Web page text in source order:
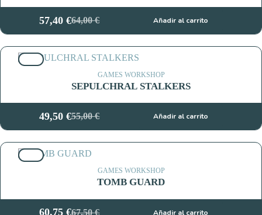
64,00€
El
precio
original
era:
64,00 €.
57,40€El
precio
actual
es:
57,40 €.
Añadir al carrito
GAMES WORKSHOP
SEPULCHRAL STALKERS
55,00€
El
precio
original
era:
55,00 €.
49,50€El
precio
actual
es:
49,50 €.
Añadir al carrito
GAMES WORKSHOP
TOMB GUARD
67,50€
60,75€ Añadir al carrito